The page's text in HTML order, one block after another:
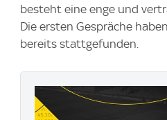
besteht eine enge und
Die ersten Gespräche
bereits stattgefunden.